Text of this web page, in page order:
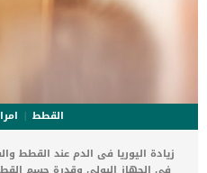
القطط
زيادة اليوريا فى الدم عند القطط